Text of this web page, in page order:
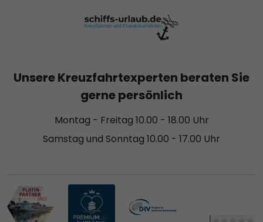
Unsere Kreuzfahrtexperten beraten Sie
gerne persönlich
Montag - Freitag 10.00 - 18.00 Uhr
Samstag und Sonntag 10.00 - 17.00 Uhr